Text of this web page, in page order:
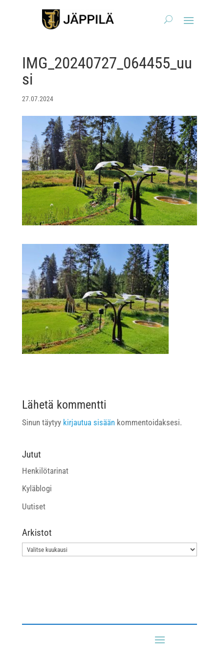
IMG_20240727_064455_uu
si
27.07.2024
Lähetä kommentti
Sinun täytyy kirjautua sisäänkommentoidaksesi.
Jutut
Henkilötarinat
Kyläblogi
Uutiset
Arkistot
Arkistot